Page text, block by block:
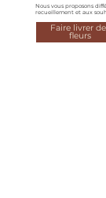
Nous vous proposons
recueillement et aux
Faire livrer
fleurs